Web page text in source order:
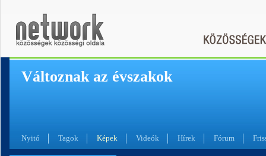
Változnak az évszakok
Nyitó Tagok Képek Videók Hírek Fórum